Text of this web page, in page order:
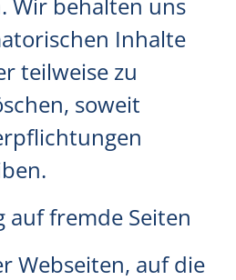
Inhalte
teilweise zu
soweit
auf fremde Seiten
Webseiten, auf die